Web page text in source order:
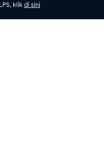
klikdi sini